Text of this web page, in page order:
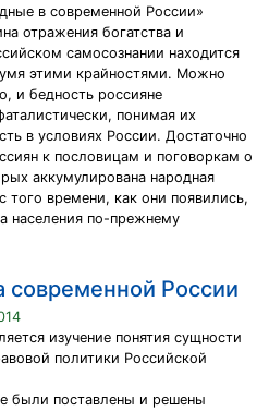
в современной России»
отражения богатства и
самосознании находится
этими крайностями. Можно
и бедность россияне
понимая их
в условиях России. Достаточно
к пословицам и поговоркам о
аккумулирована народная
того времени, как они появились,
населения по-прежнему
современной России
изучение понятия сущности
политики Российской
были поставлены и решены